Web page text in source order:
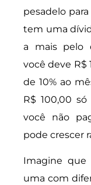
pesadelo
tem uma
a mais pelo
você deve R$
de 10% ao
R$ 100,00
você não
pode crescer
Imagine que
uma com